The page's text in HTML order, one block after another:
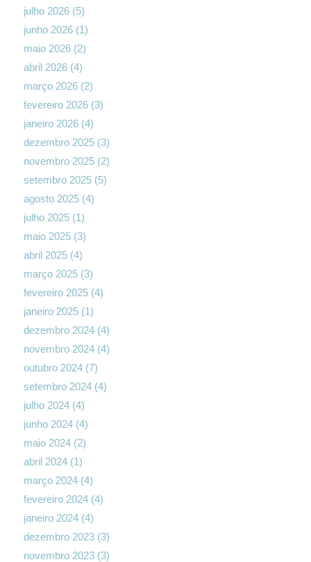
julho 2026(5)
junho 2026(1)
maio 2026(2)
abril 2026(4)
março 2026(2)
fevereiro 2026(3)
janeiro 2026(4)
dezembro 2025(3)
novembro 2025(2)
setembro 2025(5)
agosto 2025(4)
julho 2025(1)
maio 2025(3)
abril 2025(4)
março 2025(3)
fevereiro 2025(4)
janeiro 2025(1)
dezembro 2024(4)
novembro 2024(4)
outubro 2024(7)
setembro 2024(4)
julho 2024(4)
junho 2024(4)
maio 2024(2)
abril 2024(1)
março 2024(4)
fevereiro 2024(4)
janeiro 2024(4)
dezembro 2023(3)
novembro 2023(3)